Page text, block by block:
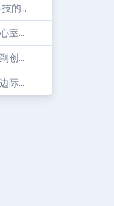
的...
室...
创...
际...